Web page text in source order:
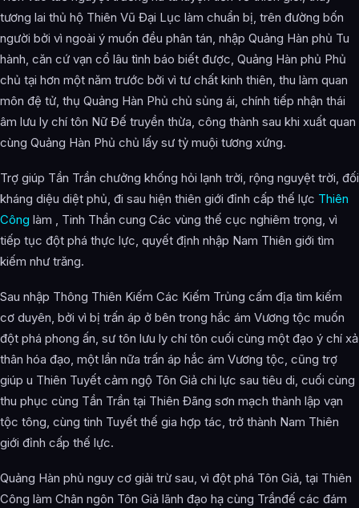
tương lai thủ hộ Thiên Vũ Đại Lục làm chuẩn bị, trên đường bốn
người bởi vì ngoài ý muốn đều phân tán, nhập Quảng Hàn phủ Tu
hành, căn cứ vạn cổ lâu tình báo biết được, Quảng Hàn phủ Phủ
chủ tại hơn một năm trước bởi vì tư chất kinh thiên, thu làm quan
môn đệ tử, thụ Quảng Hàn Phủ chủ sủng ái, chính tiếp nhận thái
âm lưu ly chí tôn Nữ Đế truyền thừa, công thành sau khi xuất quan
cùng Quảng Hàn Phủ chủ lấy sư tỷ muội tương xứng.
Trợ giúp Tần Trần chưởng khống hỏi lạnh trời, rộng nguyệt trời, đối
kháng diệu diệt phủ, đi sau hiện thiên giới đỉnh cấp thế lực Thiên
Công làm , Tinh Thần cung Các vùng thế cục nghiêm trọng, vì
tiếp tục đột phá thực lực, quyết định nhập Nam Thiên giới tìm
kiếm như trăng.
Sau nhập Thông Thiên Kiếm Các Kiếm Trủng cấm địa tìm kiếm
cơ duyên, bởi vì bị trấn áp ở bên trong hắc ám Vương tộc muốn
đột phá phong ấn, sư tôn lưu ly chí tôn cuối cùng một đạo ý chí xả
thân hóa đạo, một lần nữa trấn áp hắc ám Vương tộc, cũng trợ
giúp u Thiên Tuyết cảm ngộ Tôn Giả chi lực sau tiêu di, cuối cùng
thu phục cùng Tần Trần tại Thiên Đãng sơn mạch thành lập vạn
tộc tông, cùng tinh Tuyết thế gia hợp tác, trở thành Nam Thiên
giới đỉnh cấp thế lực.
Quảng Hàn phủ nguy cơ giải trừ sau, vì đột phá Tôn Giả, tại Thiên
Công làm Chân ngôn Tôn Giả lãnh đạo hạ cùng Trầnđế các đám